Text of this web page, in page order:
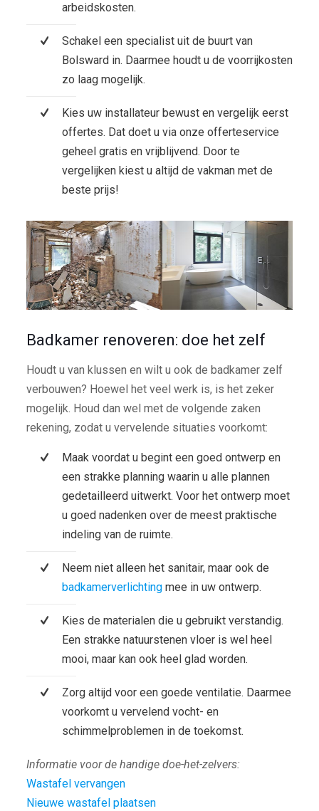
arbeidskosten.
Schakel een specialist uit de buurt van
Bolsward in. Daarmee houdt u de voorrijkosten
zo laag mogelijk.
Kies uw installateur bewust en vergelijk eerst
offertes. Dat doet u via onze offerteservice
geheel gratis en vrijblijvend. Door te
vergelijken kiest u altijd de vakman met de
beste prijs!
Badkamer renoveren: doe het zelf
Houdt u van klussen en wilt u ook de badkamer zelf
verbouwen? Hoewel het veel werk is, is het zeker
mogelijk. Houd dan wel met de volgende zaken
rekening, zodat u vervelende situaties voorkomt:
Maak voordat u begint een goed ontwerp en
een strakke planning waarin u alle plannen
gedetailleerd uitwerkt. Voor het ontwerp moet
u goed nadenken over de meest praktische
indeling van de ruimte.
Neem niet alleen het sanitair, maar ook de
badkamerverlichtingmee in uw ontwerp.
Kies de materialen die u gebruikt verstandig.
Een strakke natuurstenen vloer is wel heel
mooi, maar kan ook heel glad worden.
Zorg altijd voor een goede ventilatie. Daarmee
voorkomt u vervelend vocht- en
schimmelproblemen in de toekomst.
Informatie voor de handige doe-het-zelvers:
Wastafel vervangen
Nieuwe wastafel plaatsen